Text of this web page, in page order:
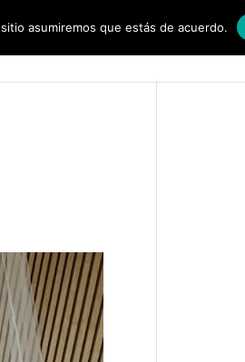
asumiremos que estás de acuerdo.